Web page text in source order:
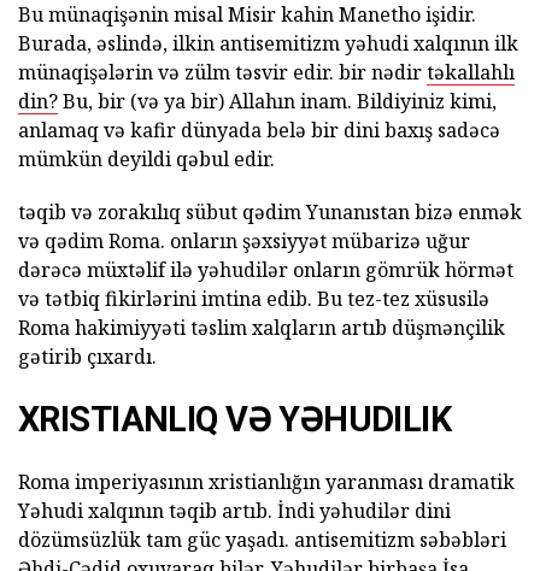
Bu münaqişənin misal Misir kahin Manetho işidir.
Burada, əslində, ilkin antisemitizm yəhudi xalqının ilk
münaqişələrin və zülm təsvir edir. bir nədirtəkallahlı
din?Bu, bir (və ya bir) Allahın inam. Bildiyiniz kimi,
anlamaq və kafir dünyada belə bir dini baxış sadəcə
mümkün deyildi qəbul edir.
təqib və zorakılıq sübut qədim Yunanıstan bizə enmək
və qədim Roma. onların şəxsiyyət mübarizə uğur
dərəcə müxtəlif ilə yəhudilər onların gömrük hörmət
və tətbiq fikirlərini imtina edib. Bu tez-tez xüsusilə
Roma hakimiyyəti təslim xalqların artıb düşmənçilik
gətirib çıxardı.
XRISTIANLIQ VƏ YƏHUDILIK
Roma imperiyasının xristianlığın yaranması dramatik
Yəhudi xalqının təqib artıb. İndi yəhudilər dini
dözümsüzlük tam güc yaşadı. antisemitizm səbəbləri